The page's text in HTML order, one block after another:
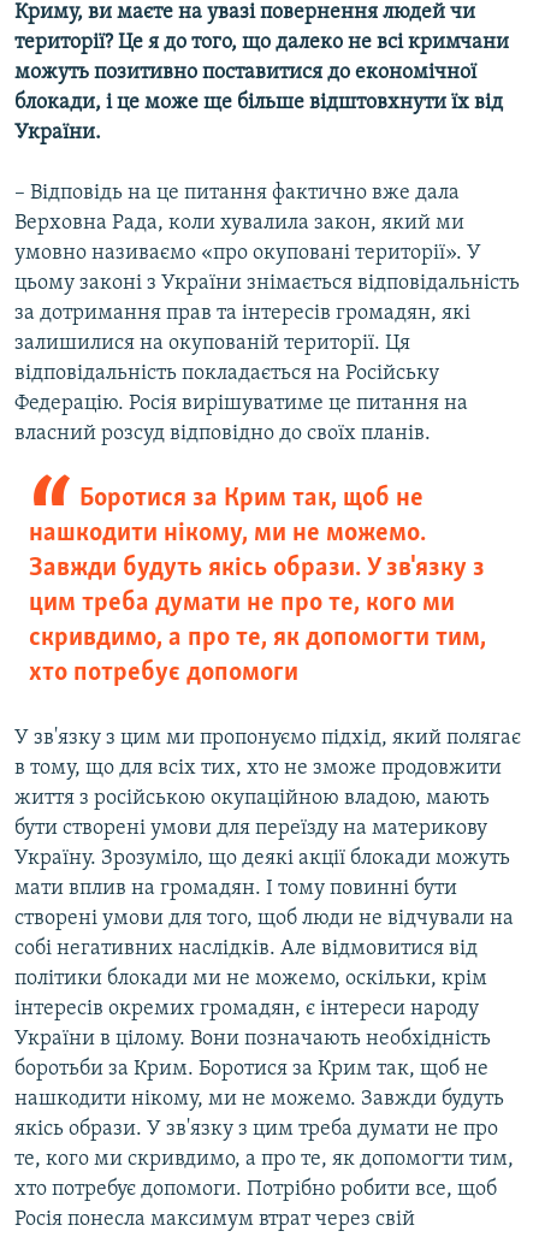
Криму, ви маєте на увазі повернення людей чи
території? Це я до того, що далеко не всі кримчани
можуть позитивно поставитися до економічної
блокади, і це може ще більше відштовхнути їх від
України.
– Відповідь на це питання фактично вже дала
Верховна Рада, коли хувалила закон, який ми
умовно називаємо «про окуповані території». У
цьому законі з України знімається відповідальність
за дотримання прав та інтересів громадян, які
залишилися на окупованій території. Ця
відповідальність покладається на Російську
Федерацію. Росія вирішуватиме це питання на
власний розсуд відповідно до своїх планів.
Боротися за Крим так, щоб не
нашкодити нікому, ми не можемо.
Завжди будуть якісь образи. У зв'язку з
цим треба думати не про те, кого ми
скривдимо, а про те, як допомогти тим,
хто потребує допомоги
У зв'язку з цим ми пропонуємо підхід, який полягає
в тому, що для всіх тих, хто не зможе продовжити
життя з російською окупаційною владою, мають
бути створені умови для переїзду на материкову
Україну. Зрозуміло, що деякі акції блокади можуть
мати вплив на громадян. І тому повинні бути
створені умови для того, щоб люди не відчували на
собі негативних наслідків. Але відмовитися від
політики блокади ми не можемо, оскільки, крім
інтересів окремих громадян, є інтереси народу
України в цілому. Вони позначають необхідність
боротьби за Крим. Боротися за Крим так, щоб не
нашкодити нікому, ми не можемо. Завжди будуть
якісь образи. У зв'язку з цим треба думати не про
те, кого ми скривдимо, а про те, як допомогти тим,
хто потребує допомоги. Потрібно робити все, щоб
Росія понесла максимум втрат через свій